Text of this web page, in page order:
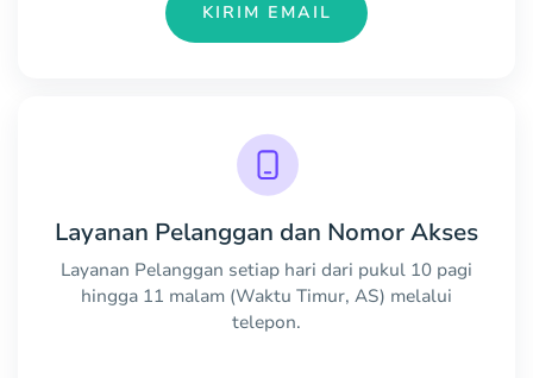
KIRIM EMAIL
Layanan Pelanggan dan Nomor Akses
Layanan Pelanggan setiap hari dari pukul 10 pagi
hingga 11 malam (Waktu Timur, AS) melalui
telepon.